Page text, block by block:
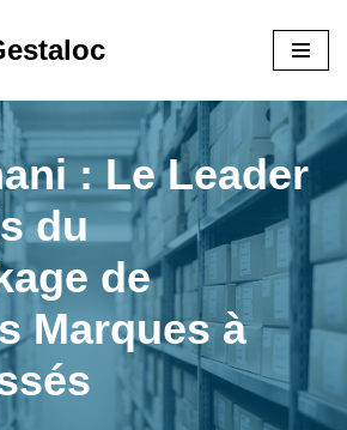
: Le Leader
du
de
Marques à